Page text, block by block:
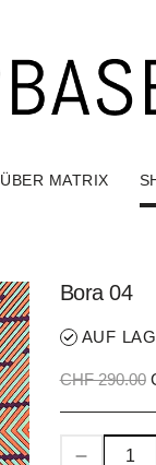
ÜBER MATRIX
Bora 04
AUF
CHF 290.00